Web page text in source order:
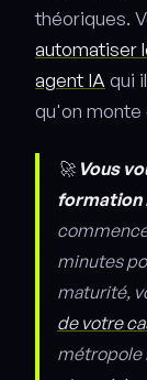
théoriques.
automatiser
agent IA qui
qu'on monte
🚀 Vous
formation
minutes
maturité,
de votre
métropole